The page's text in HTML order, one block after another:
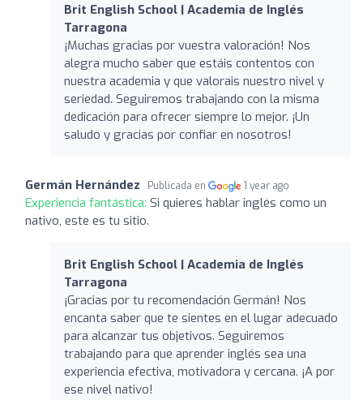
Brit English School | Academia de Inglés
Tarragona
¡Muchas gracias por vuestra valoración! Nos
alegra mucho saber que estáis contentos con
nuestra academia y que valorais nuestro nivel y
seriedad. Seguiremos trabajando con la misma
dedicación para ofrecer siempre lo mejor. ¡Un
saludo y gracias por confiar en nosotros!
Germán Hernández Publicada en 1 year ago
Experiencia fantástica: Si quieres hablar inglés como un
nativo, este es tu sitio.
Brit English School | Academia de Inglés
Tarragona
¡Gracias por tu recomendación Germán! Nos
encanta saber que te sientes en el lugar adecuado
para alcanzar tus objetivos. Seguiremos
trabajando para que aprender inglés sea una
experiencia efectiva, motivadora y cercana. ¡A por
ese nivel nativo!